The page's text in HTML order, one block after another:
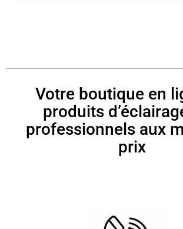
Votre boutique en
produits
professionnels aux
prix